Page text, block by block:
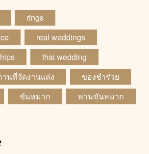
rings
real weddings
thai wedding
านที่จัดงานแต่ง
ของชำร่วย
ขันหมาก พานขันหมาก